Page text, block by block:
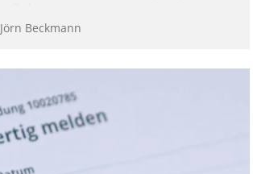
Jörn Beckmann